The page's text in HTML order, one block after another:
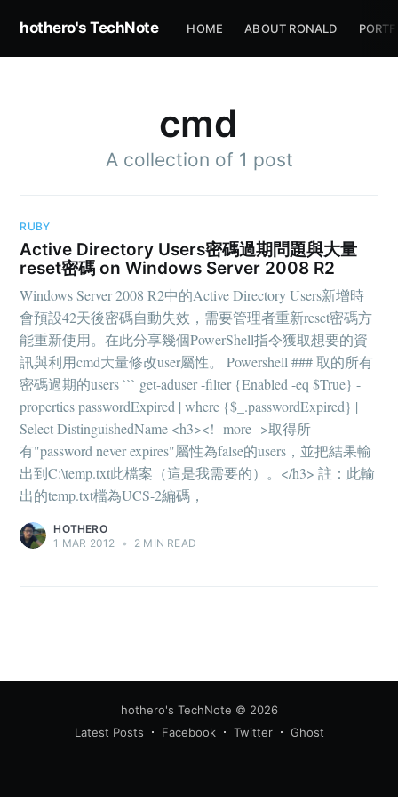
hothero's TechNote HOME ABOUT RONALD
cmd
A collection of 1 post
RUBY
Active Directory Users密碼過期問題與大量
reset密碼 on Windows Server 2008 R2
Windows Server 2008 R2中的Active Directory Users新增時
會預設42天後密碼自動失效，需要管理者重新reset密碼方
能重新使用。在此分享幾個PowerShell指令獲取想要的資
訊與利用cmd大量修改user屬性。 Powershell ### 取的所有
密碼過期的users ``` get-aduser -filter {Enabled -eq $True} -
properties passwordExpired | where {$_.passwordExpired} |
Select DistinguishedName <h3><!--more-->取得所
有"password never expires"屬性為false的users，並把結果輸
出到C:\temp.txt此檔案（這是我需要的）。</h3> 註：此輸
出的temp.txt檔為UCS-2編碼，
HOTHERO
1 MAR 2012 • 2 MIN READ
hothero's TechNote © 2026
Latest Posts
Facebook Twitter Ghost
hothero's
TechNote
Stay up to date! Get all the latest &
greatest posts delivered straight to
your inbox